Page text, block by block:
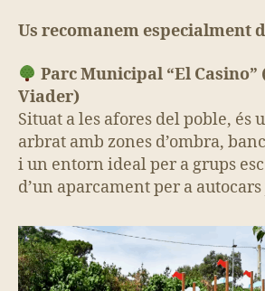
Us recomanem especialment
Parc Municipal “El Casino”
Viader)
Situat a les afores del poble, és
arbrat amb zones d’ombra,
i un entorn ideal per a grups
d’un aparcament per a